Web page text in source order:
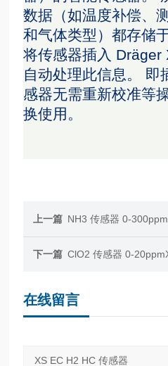
数据（如温度补偿、
和气体类型）都存储
将传感器插入 Dräger
自动处理此信息。 即
感器无需重新校准等
换使用。
上一篇 NH3 传感器 0-
下一篇 ClO2 传感器 0-
在线留言